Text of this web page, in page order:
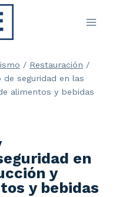
/ Restauración /
seguridad en las
alimentos y bebidas
en
y
y bebidas